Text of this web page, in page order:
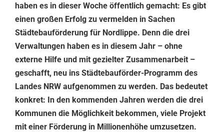
haben es in dieser Woche öffentlich gemacht: Es gibt
einen großen Erfolg zu vermelden in Sachen
Städtebauförderung für Nordlippe. Denn die drei
Verwaltungen haben es in diesem Jahr – ohne
externe Hilfe und mit gezielter Zusammenarbeit –
geschafft, neu ins Städtebauförder-Programm des
Landes NRW aufgenommen zu werden. Das bedeutet
konkret: In den kommenden Jahren werden die drei
Kommunen die Möglichkeit bekommen, viele Projekt
mit einer Förderung in Millionenhöhe umzusetzen.